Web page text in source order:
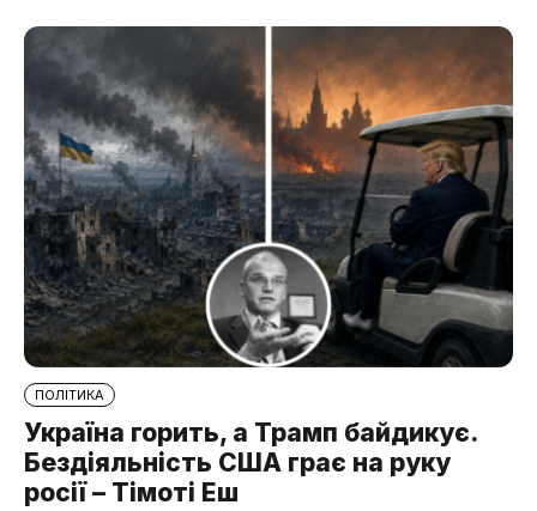
ПОЛІТИКА
Україна горить, а Трамп байдикує.
Бездіяльність США грає на руку
росії – Тімоті Еш